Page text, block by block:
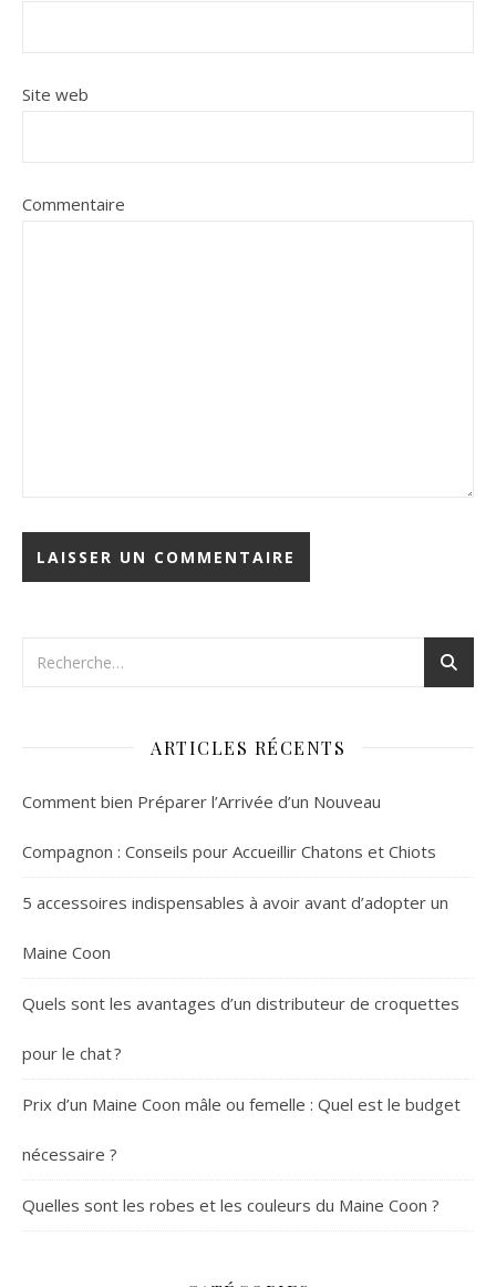
Site web
Commentaire
ARTICLES RÉCENTS
Comment bien Préparer l’Arrivée d’un Nouveau
Compagnon : Conseils pour Accueillir Chatons et Chiots
5 accessoires indispensables à avoir avant d’adopter un
Maine Coon
Quels sont les avantages d’un distributeur de croquettes
pour le chat ?
Prix d’un Maine Coon mâle ou femelle : Quel est le budget
nécessaire ?
Quelles sont les robes et les couleurs du Maine Coon ?